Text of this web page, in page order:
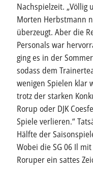
Nachspielzeit. „Völlig
Morten Herbstmann
überzeugt. Aber die
Personals war
ging es in der
sodass dem
wenigen Spielen klar
trotz der starken
Rorup oder DJK
Spiele verlieren.“
Hälfte der
Wobei die SG 06 Il
Roruper ein sattes